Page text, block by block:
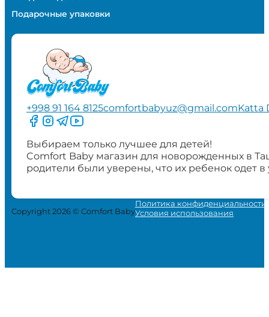
Подарочные упаковки
+998 91 164 8125comfortbabyuz@gmail.comKatta
Следите за нами на Facebook
Следите за нами в Instagram
Следите за нами в Telegram
Следите за нами в YouTube
Выбираем только лучшее для детей!
Comfort Baby магазин для новорожденных в
родители были уверены, что их ребенок одет
Copyright 2026 © Comfort Baby
Политика конфиденциальности
Условия использования